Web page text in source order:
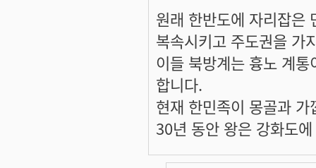
원래 한반도에 자리잡은
복속시키고 주도권을 가
이들 북방계는 흉노 계
합니다.
현재 한민족이 몽골과
30년 동안 왕은 강화도